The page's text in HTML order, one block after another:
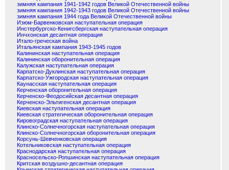
зимняя кампания 1941-1942 годов Великой Отечественной войны
зимняя кампания 1942-1943 годов Великой Отечественной войны
зимняя кампания 1944 года Великой Отечественной войны
Изюм-Барвенковская наступательная операция
Инстербургско-Кенигсбергская наступательная операция
Инчхонская десантная операция
Итало-греческая война
Итальянская кампания 1943-1945 годов
Калининская наступательная операция
Калининская оборонительная операция
Калужская наступательная операция
Карпатско-Дуклинская наступательная операция
Карпатско-Ужгородская наступательная операция
Каунасская наступательная операция
Керченская оборонительная операция
Керченско-Феодосийская десантная операция
Керченско-Эльтигенская десантная операция
Киевская наступательная операция
Киевская стратегическая оборонительная операция
Кировоградская наступательная операция
Клинско-Солнечногорская наступательная операция
Клинско-Солнечногорская оборонительная операция
Корсунь-Шевченковская операция
Котельниковская наступательная операция
Краснодарская наступательная операция
Красносельско-Ропшинская наступательная операция
Критская воздушно-десантная операция